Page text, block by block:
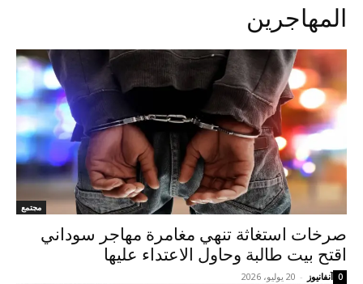
المهاجرين
مجتمع
صرخات استغاثة تنهي مغامرة مهاجر سوداني
اقتح بيت طالبة وحاول الاعتداء عليها
آنفانيوز - 20 يوليو، 2026 0